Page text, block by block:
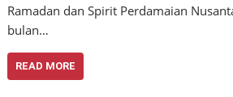
Ramadan dan Spirit Perdamaian
bulan…
READ MORE